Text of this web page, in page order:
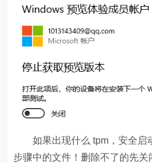
如果出现什么 tpm，安全启
步骤中的文件！删除不了的先关